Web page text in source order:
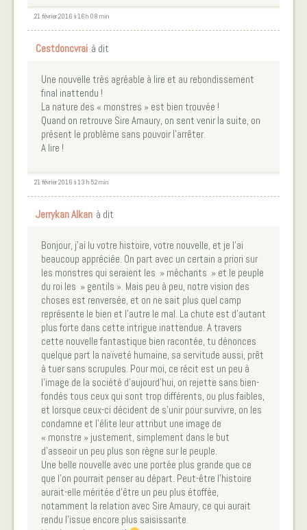
21 février 2016 à 16 h 08 min
Cestdoncvrai à dit
Une nouvelle très agréable à lire et au rebondissement
final inattendu !
La nature des « monstres » est bien trouvée !
Quand on retrouve Sire Amaury, on sent venir la suite, on
présent le problème sans pouvoir l’arrêter.
A lire !
21 février 2016 à 13 h 52 min
Jerrykan Alkan à dit
Bonjour, j’ai lu votre histoire, votre nouvelle, et je l’ai
beaucoup appréciée. On part avec un certain a priori sur
les monstres qui seraient les » méchants » et le peuple
du roi les » gentils ». Mais peu à peu, notre vision des
choses est renversée, et on ne sait plus quel camp
représente le bien et l’autre le mal. La chute est d’autant
plus forte dans cette intrigue inattendue. A travers
cette nouvelle fantastique bien racontée, tu dénonces
quelque part la naïveté humaine, sa servitude aussi, prêt
à tuer sans scrupules. Pour moi, ce récit est un peu à
l’image de la société d’aujourd’hui, on rejette sans bien-
fondés tous ceux qui sont trop différents, ou plus faibles,
et lorsque ceux-ci décident de s’unir pour survivre, on les
condamne et l’élite leur attribut une image de
« monstre » justement, simplement dans le but
d’asseoir un peu plus son règne sur le peuple.
Une belle nouvelle avec une portée plus grande que ce
que l’on pourrait penser au départ. Peut-être l’histoire
aurait-elle méritée d’être un peu plus étoffée,
notamment la relation avec Sire Amaury, ce qui aurait
rendu l’issue encore plus saisissante.